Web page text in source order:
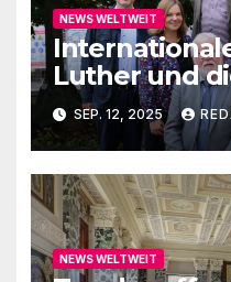
NEWS WELTWEIT
Luther und
SEP. 12, 2025
NEWS WELTWEIT